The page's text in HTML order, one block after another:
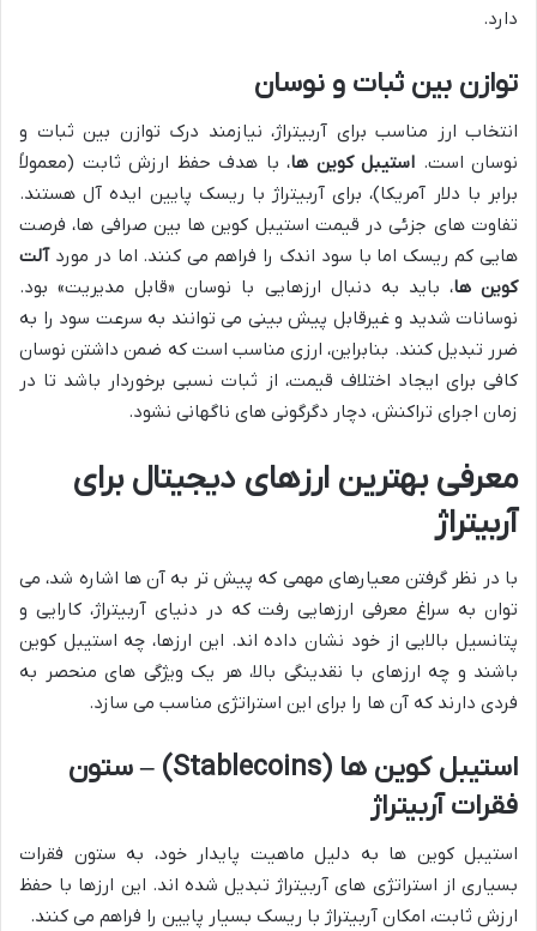
دارد.
توازن بین ثبات و نوسان
انتخاب ارز مناسب برای آربیتراژ، نیازمند درک توازن بین ثبات و
نوسان است. استیبل کوین ها، با هدف حفظ ارزش ثابت (معمولاً
برابر با دلار آمریکا)، برای آربیتراژ با ریسک پایین ایده آل هستند.
تفاوت های جزئی در قیمت استیبل کوین ها بین صرافی ها، فرصت
هایی کم ریسک اما با سود اندک را فراهم می کنند. اما در موردآلت
کوین ها، باید به دنبال ارزهایی با نوسان «قابل مدیریت» بود.
نوسانات شدید و غیرقابل پیش بینی می توانند به سرعت سود را به
ضرر تبدیل کنند. بنابراین، ارزی مناسب است که ضمن داشتن نوسان
کافی برای ایجاد اختلاف قیمت، از ثبات نسبی برخوردار باشد تا در
زمان اجرای تراکنش، دچار دگرگونی های ناگهانی نشود.
معرفی بهترین ارزهای دیجیتال برای
آربیتراژ
با در نظر گرفتن معیارهای مهمی که پیش تر به آن ها اشاره شد، می
توان به سراغ معرفی ارزهایی رفت که در دنیای آربیتراژ، کارایی و
پتانسیل بالایی از خود نشان داده اند. این ارزها، چه استیبل کوین
باشند و چه ارزهای با نقدینگی بالا، هر یک ویژگی های منحصر به
فردی دارند که آن ها را برای این استراتژی مناسب می سازد.
استیبل کوین ها (Stablecoins) – ستون
فقرات آربیتراژ
استیبل کوین ها به دلیل ماهیت پایدار خود، به ستون فقرات
بسیاری از استراتژی های آربیتراژ تبدیل شده اند. این ارزها با حفظ
ارزش ثابت، امکان آربیتراژ با ریسک بسیار پایین را فراهم می کنند.